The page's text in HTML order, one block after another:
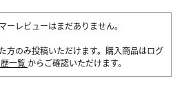
ーレビューはまだありません。
方のみ投稿いただけます。購入商品はログ
一覧 からご確認いただけます。